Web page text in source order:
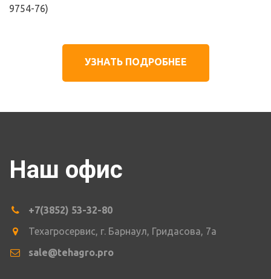
9754-76)
УЗНАТЬ ПОДРОБНЕЕ
Наш офис
+7(3852) 53-32-80
Техагросервис, г. Барнаул, Гридасова, 7а
sale@tehagro.pro